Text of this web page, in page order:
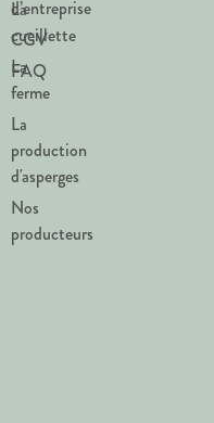
La
cueillette
La
ferme
La
production
d'asperges
Nos
producteurs
d’entreprise
CGV
FAQ